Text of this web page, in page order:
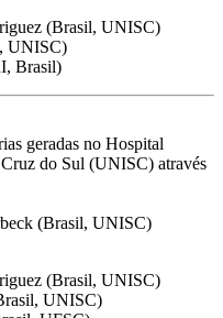
(Brasil, UNISC)
UNISC)
Brasil)
geradas no Hospital
do Sul (UNISC) através
(Brasil, UNISC)
(Brasil, UNISC)
UNISC)